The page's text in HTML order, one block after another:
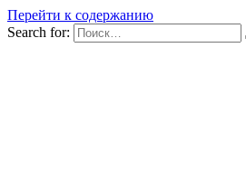
Перейти к содержанию
Search for: